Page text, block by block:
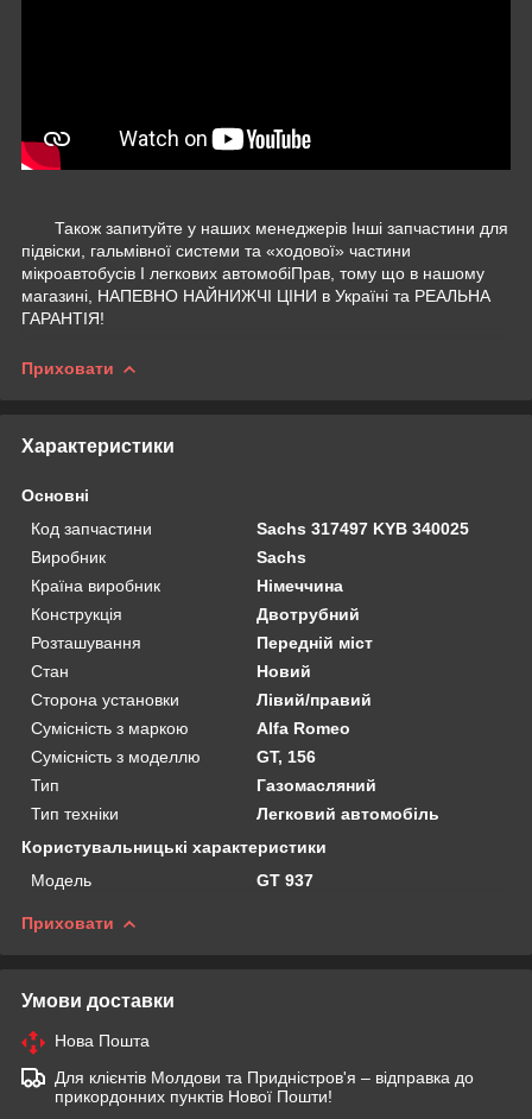
Також запитуйте у наших менеджерів Інші запчастини для
підвіски, гальмівної системи та «ходової» частини
мікроавтобусів І легкових автомобіПрав, тому що в нашому
магазині, НАПЕВНО НАЙНИЖЧІ ЦІНИ в Україні та РЕАЛЬНА
ГАРАНТІЯ!
Приховати
Характеристики
Основні
Код запчастини
Sachs 317497 KYB 340025
Виробник
Sachs
Країна виробник
Німеччина
Конструкція
Двотрубний
Розташування
Передній міст
Стан
Новий
Сторона установки
Лівий/правий
Сумісність з маркою
Alfa Romeo
Сумісність з моделлю
GT, 156
Тип
Газомасляний
Тип техніки
Легковий автомобіль
Користувальницькі характеристики
Мoдель
GT 937
Приховати
Умови доставки
Нова Пошта
Для клієнтів Молдови та Придністров'я – відправка до
прикордонних пунктів Нової Пошти!